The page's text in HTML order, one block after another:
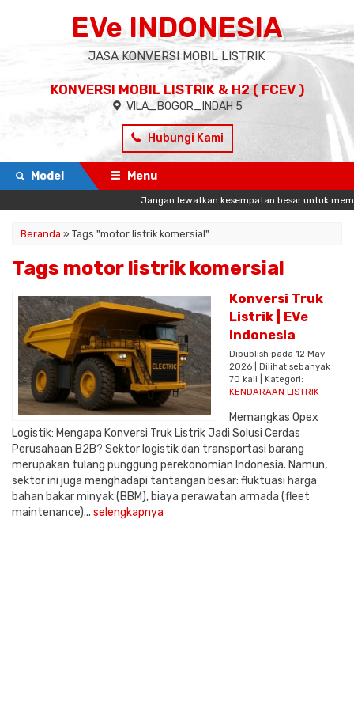
EVe INDONESIA
JASA KONVERSI MOBIL LISTRIK
KONVERSI MOBIL LISTRIK & H2 ( FCEV )
VILA_BOGOR_INDAH 5
Hubungi Kami
Model Menu
Jangan lewatkan kesempatan besar untuk
Beranda » Tags "motor listrik komersial"
Tags motor listrik komersial
Konversi Truk
Listrik | EVe
Indonesia
Dipublish pada 12 May
2026 | Dilihat sebanyak
70 kali | Kategori:
KENDARAAN LISTRIK
Memangkas Opex
Logistik: Mengapa Konversi Truk Listrik Jadi Solusi Cerdas
Perusahaan B2B? Sektor logistik dan transportasi barang
merupakan tulang punggung perekonomian Indonesia. Namun,
sektor ini juga menghadapi tantangan besar: fluktuasi harga
bahan bakar minyak (BBM), biaya perawatan armada (fleet
maintenance)... selengkapnya